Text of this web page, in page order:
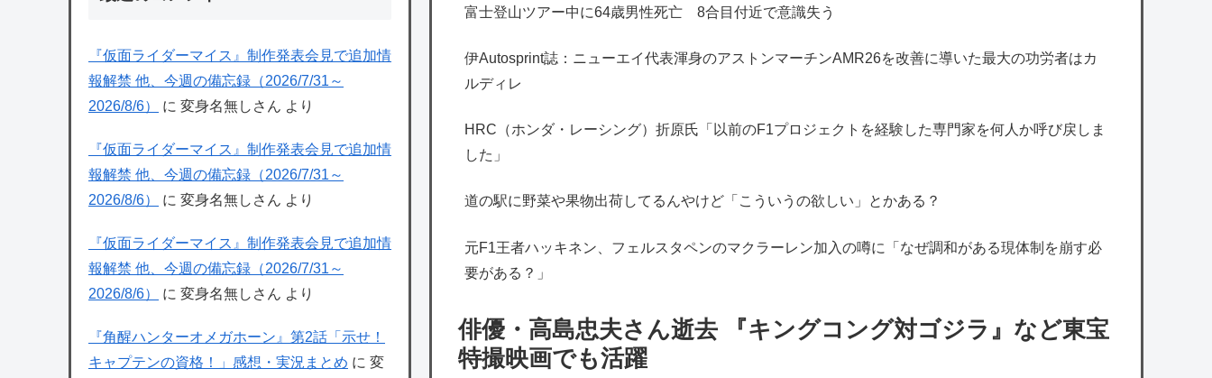
【悲報】Amazon配達員、ガチでブチギレる
【画像】かつて天下を獲っていたYouTuber
【悲報】黒人、卑怯すぎて炎上するｗｗｗｗ
海外「日本は特別！」日本の地震支援を申し
海外「勘弁して！」米国人が最も恐れる日本
の為替介入再びで海外が大騒ぎ
のは韓国人である理由がこちら…」→「日本
も感謝してるらしい…（ﾌﾞﾙﾌﾞﾙ」＝韓国の反
「愛を伝えて♡」を公開
ラブコメ漫画で応援してたヒロインが負けた
【朗報】みいちゃんと山田さん、大物漫画家
【朗報】ドラゴンボール超さん、再評価でう
【悲報】岡本和真の指標、ガチで限界突破ｗ
富士登山ツアー中に64歳男性死亡 8合目付近で意識失う
伊Autosprint誌：ニューエイ代表渾身のアストンマーチンAMR26を改善に導いた最大の功労者はカ
ルディレ
HRC（ホンダ・レーシング）折原氏「以前のF1プロジェクトを経験した専門家を何人か呼び戻しま
した」
道の駅に野菜や果物出荷してるんやけど「こういうの欲しい」とかある？
元F1王者ハッキネン、フェルスタペンのマクラーレン加入の噂に「なぜ調和がある現体制を崩す必
要がある？」
俳優・高島忠夫さん逝去 『キングコング対ゴジラ』など東宝
特撮映画でも活躍
『仮面ライダーマイス』制作発表会見で追加情
報解禁 他、今週の備忘録（2026/7/31～
2026/8/6）
に 変身名無しさん より
『仮面ライダーマイス』制作発表会見で追加情
報解禁 他、今週の備忘録（2026/7/31～
2026/8/6）
に 変身名無しさん より
『仮面ライダーマイス』制作発表会見で追加情
報解禁 他、今週の備忘録（2026/7/31～
2026/8/6）
に 変身名無しさん より
『角醒ハンターオメガホーン』第2話「示せ！
キャプテンの資格！」感想・実況まとめ に 変